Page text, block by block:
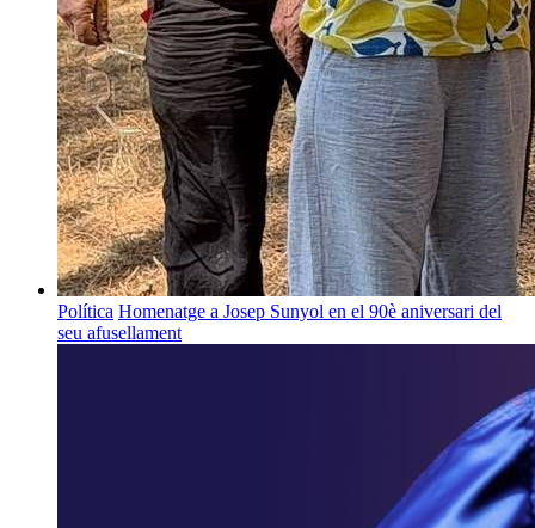
Política Homenatge a Josep Sunyol en el 90è aniversari del
seu afusellament